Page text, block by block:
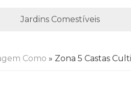
Jardins Comestíveis
Como » Zona 5 Castas